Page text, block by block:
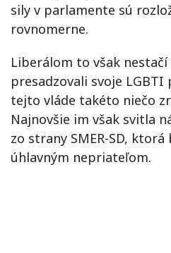
sily v parlamente sú
rovnomerne.
Liberálom to však
presadzovali svoje LGBTI
tejto vláde takéto niečo
Najnovšie im však svitla
zo strany SMER-SD,
úhlavným nepriateľom.